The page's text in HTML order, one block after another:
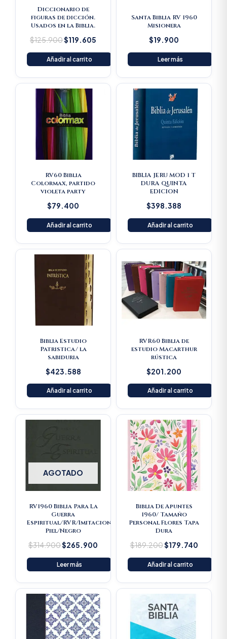
Diccionario de
figuras de dicción.
Usados en la Biblia.
$125.900$119.605
Añadir al carrito
Santa Biblia RV 1960
Misionera
$19.900
Leer más
RV60 Biblia
Colormax, partido
violeta party
$79.400
Añadir al carrito
BIBLIA JERU MOD 1 T
DURA QUINTA
EDICION
$398.388
Añadir al carrito
Biblia Estudio
Patristica/ la
sabiduria
$423.588
Añadir al carrito
RVR60 Biblia de
estudio Macarthur
rústica
$201.200
Añadir al carrito
AGOTADO
RV1960 Biblia Para La
Guerra
Espiritual/RVR/Imitacion
Piel/Negro
$314.900
Original
$314.900.
$265.900
Current
$265.900.
Leer más
Biblia De Apuntes
1960/ Tamaño
Personal Flores Tapa
Dura
$189.200
Original
price
was:
$189.200.
$179.740
Current
price
Añadir al carrito
Original
price
was:
$16.500.
Current
$15.675.